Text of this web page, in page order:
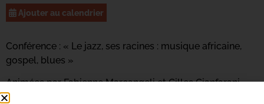
Ajouter au calendrier
Conférence : « Le jazz, ses racines : musique africaine,
gospel, blues »
Animées par Fabienne Marcangeli et Gilles Cianfarani